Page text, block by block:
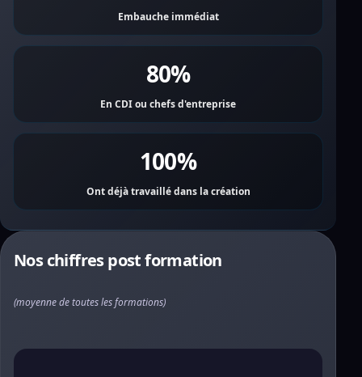
Embauche immédiat
80%
En CDI ou chefs d'entreprise
100%
Ont déjà travaillé dans la création
Nos chiffres post formation
(moyenne de toutes les formations)